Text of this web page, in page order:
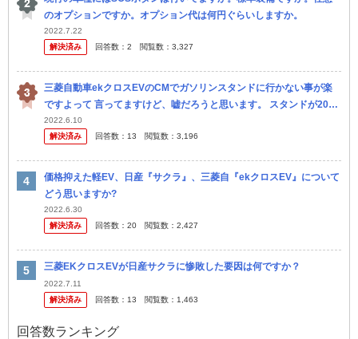
のオプションですか。オプション代は何円ぐらいしますか。
2022.7.22
解決済み
回答数： 2 閲覧数： 3,327
三菱自動車ekクロスEVのCMでガソリンスタンドに行かない事が楽
ですよって 言ってますけど、嘘だろうと思います。 スタンドが20ｋ
ｍ行かないとないような僻地の話かと疑います。 私の街は、一番近
い...
2022.6.10
解決済み
回答数： 13 閲覧数： 3,196
価格抑えた軽EV、日産『サクラ』、三菱自『ekクロスEV』について
どう思いますか?
2022.6.30
解決済み
回答数： 20 閲覧数： 2,427
三菱EKクロスEVが日産サクラに惨敗した要因は何ですか？
2022.7.11
解決済み
回答数： 13 閲覧数： 1,463
回答数ランキング